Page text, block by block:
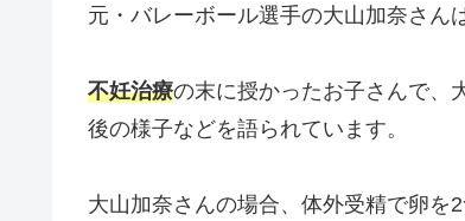
元・バレーボール選手の大山加奈さん
不妊治療の末に授かったお子さんで、
後の様子などを語られています。
大山加奈さんの場合、体外受精で卵を